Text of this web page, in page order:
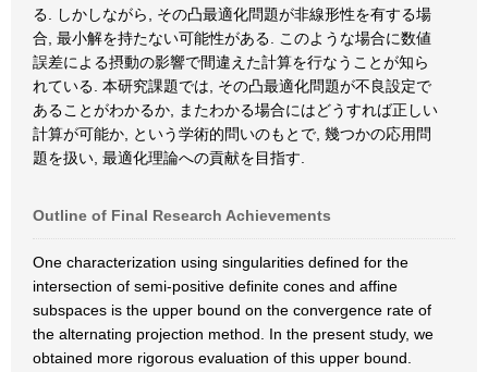
る. しかしながら, その凸最適化問題が非線形性を有する場
合, 最小解を持たない可能性がある. このような場合に数値
誤差による摂動の影響で間違えた計算を行なうことが知ら
れている. 本研究課題では, その凸最適化問題が不良設定で
あることがわかるか, またわかる場合にはどうすれば正しい
計算が可能か, という学術的問いのもとで, 幾つかの応用問
題を扱い, 最適化理論への貢献を目指す.
Outline of Final Research Achievements
One characterization using singularities defined for the
intersection of semi-positive definite cones and affine
subspaces is the upper bound on the convergence rate of
the alternating projection method. In the present study, we
obtained more rigorous evaluation of this upper bound.